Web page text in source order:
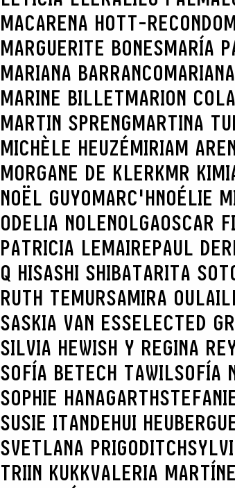
MACARENA HOTT-RECONDO
MARGUERITE BONESMARÍA
MARIANA BARRANCO
MARINE BILLETMARION
MARTIN SPRENGMARTINA
MICHÈLE HEUZÉMIRIAM
MORGANE DE KLERKMR
NOËL GUYOMARC'HNOÉLIE
ODELIA NOLENOLGAOSCAR
PATRICIA LEMAIREPAUL
Q HISASHI SHIBATARITA
RUTH TEMURSAMIRA
SASKIA VAN ESSELECTED
SILVIA HEWISH Y REGINA
SOFÍA BETECH TAWILSOFÍA
SOPHIE HANAGARTH
SUSIE ITANDEHUI
SVETLANA PRIGODITCH
TRIIN KUKKVALERIA